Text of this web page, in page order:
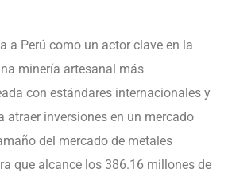
a Perú como un actor clave en la
minería artesanal más
con estándares internacionales y
atraer inversiones en un mercado
del mercado de metales
que alcance los 386.16 millones de